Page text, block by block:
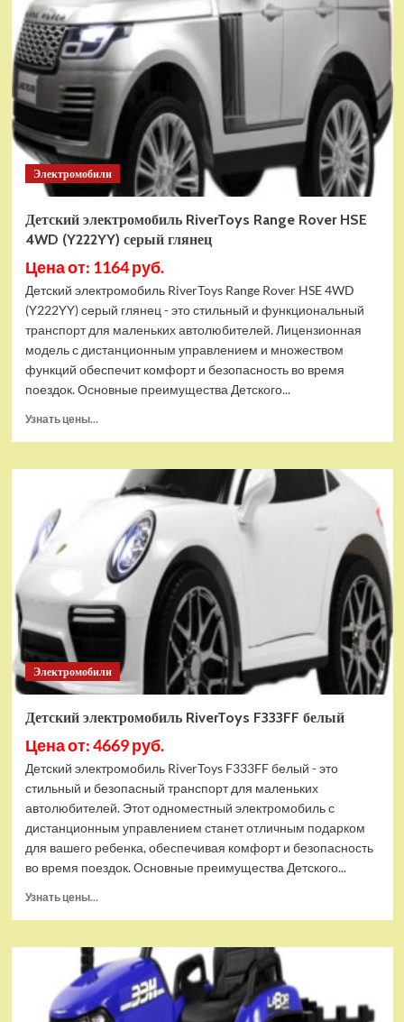
RiverToys
T001TT
4WD
желтый
Электромобили
Детский электромобиль RiverToys Range Rover HSE
4WD (Y222YY) серый глянец
Цена от: 1164 руб.
Детский электромобиль RiverToys Range Rover HSE 4WD
(Y222YY) серый глянец - это стильный и функциональный
транспорт для маленьких автолюбителей. Лицензионная
модель с дистанционным управлением и множеством
функций обеспечит комфорт и безопасность во время
поездок. Основные преимущества Детского...
Узнать цены...
Детский
электромобиль
RiverToys
Rover
HSE
4WD
(Y222YY)
серый
глянец
Электромобили
Детский электромобиль RiverToys F333FF белый
Цена от: 4669 руб.
Детский электромобиль RiverToys F333FF белый - это
стильный и безопасный транспорт для маленьких
автолюбителей. Этот одноместный электромобиль с
дистанционным управлением станет отличным подарком
для вашего ребенка, обеспечивая комфорт и безопасность
во время поездок. Основные преимущества Детского...
Узнать цены...
Детский
электромобиль
RiverToys
F333FF
белый